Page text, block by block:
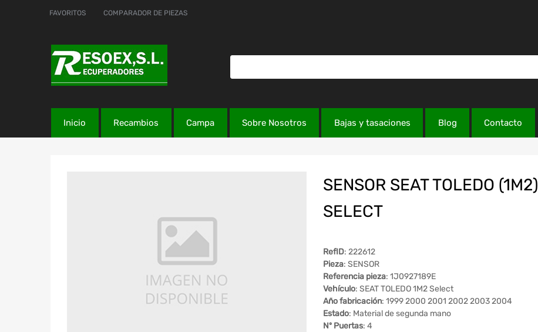
FAVORITOS COMPARADOR DE PIEZAS
Inicio Recambios Campa Sobre Nosotros Bajas y tasaciones Blog Contacto
SENSOR SEAT TOLEDO (1M2)
SELECT
RefID: 222612
Pieza: SENSOR
Referencia pieza: 1J0927189E
Vehículo: SEAT TOLEDO 1M2 Select
Año fabricación: 1999 2000 2001 2002 2003 2004
Estado: Material de segunda mano
Nº Puertas: 4